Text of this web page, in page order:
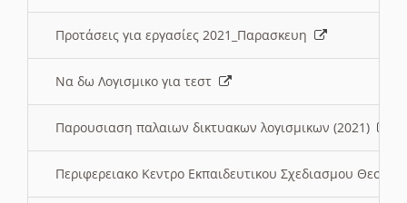
Προτάσεις για εργασίες 2021_Παρασκευη
Να δω Λογισμικο για τεστ
Παρουσιαση παλαιων δικτυακων λογισμικων (2021)
Περιφερειακο Κεντρο Εκπαιδευτικου Σχεδιασμου